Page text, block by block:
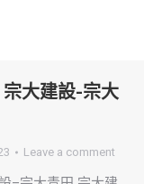
宗大建設-宗大
Leave a comment